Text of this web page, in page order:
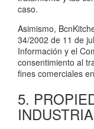
caso.
Asimismo,
34/2002 de 11 de
Información y el
consentimiento al
fines comerciales
5.